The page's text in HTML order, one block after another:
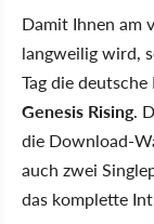
Damit Ihnen am
langweilig wird,
Tag die
Genesis Rising.
die Download-
auch zwei
das komplette